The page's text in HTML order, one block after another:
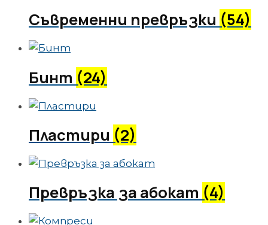
Съвременни превръзки (54)
Бинт (24)
Пластири (2)
Превръзка за абокат (4)